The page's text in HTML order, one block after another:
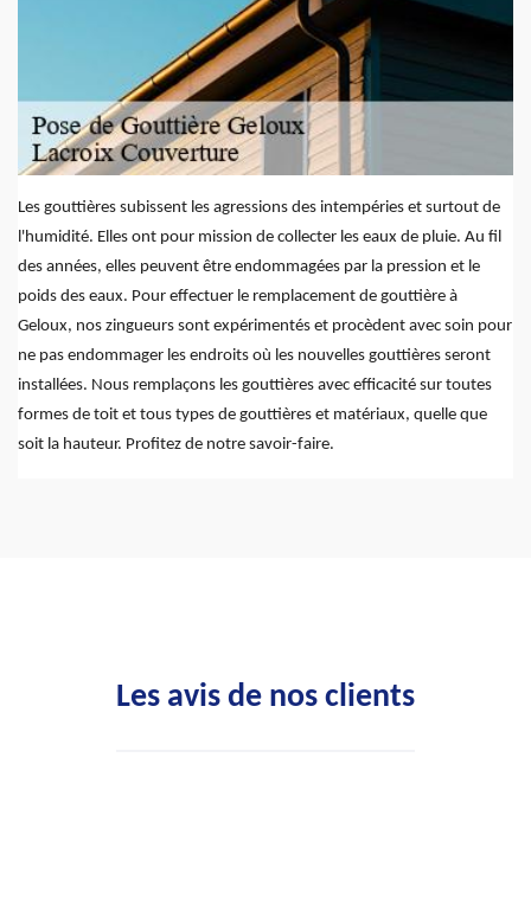
Les gouttières subissent les agressions des intempéries et surtout de
l'humidité. Elles ont pour mission de collecter les eaux de pluie. Au fil
des années, elles peuvent être endommagées par la pression et le
poids des eaux. Pour effectuer le remplacement de gouttière à
Geloux, nos zingueurs sont expérimentés et procèdent avec soin pour
ne pas endommager les endroits où les nouvelles gouttières seront
installées. Nous remplaçons les gouttières avec efficacité sur toutes
formes de toit et tous types de gouttières et matériaux, quelle que
soit la hauteur. Profitez de notre savoir-faire.
Les avis de nos clients